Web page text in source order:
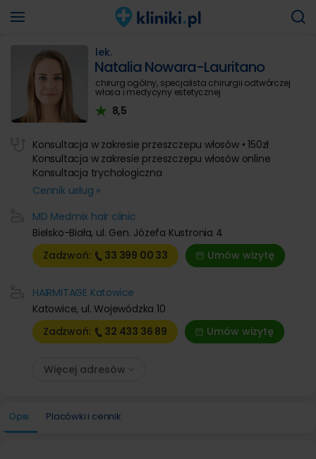
lek.
Natalia Nowara-Lauritano
chirurg ogólny, specjalista chirurgii odtwórczej
włosa i medycyny estetycznej
8,5
Konsultacja w zakresie przeszczepu włosów • 150zł
Konsultacja w zakresie przeszczepu włosów online
Konsultacja trychologiczna
Cennik usług »
MD Medmix hair clinic
Bielsko-Biała, ul. Gen. Józefa Kustronia 4
Zadzwoń:
33 399 00 33 Umów wizytę
HAIRMITAGE Katowice
Katowice, ul. Wojewódzka 10
Zadzwoń:
32 433 36 89 Umów wizytę
Więcej adresów
Opis Placówki i cennik